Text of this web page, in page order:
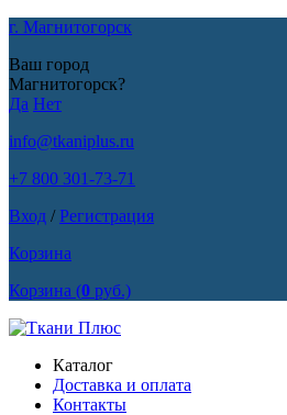
г. Магнитогорск
Ваш город
Магнитогорск?
Да Нет
info@tkaniplus.ru
+7 800 301-73-71
Вход /Регистрация
Корзина
Корзина (0 руб.)
Каталог
Доставка и оплата
Контакты